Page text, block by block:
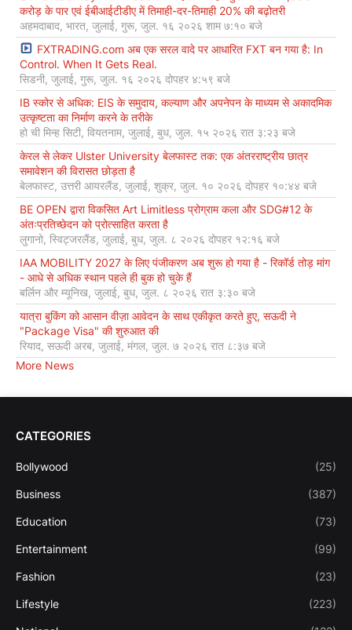
करोड़ के पार एवं ईबीआईटीडीए में तिमाही-दर-तिमाही 20% की बढ़ोतरी
अहमदाबाद, भारत, जुलाई, गुरू, जुल. १६ २०२६ शाम ७:१० बजे
FXTRADING.com अब एक सरल वादे पर आधारित FXT बन गया है: In
Control. When It Gets Real.
सिडनी, जुलाई, गुरू, जुल. १६ २०२६ दोपहर ४:५९ बजे
IB स्कोर से अधिक: EIS के समुदाय, कल्याण और अपनेपन के माध्यम से अकादमिक
उत्कृष्टता का निर्माण करने के तरीके
हो ची मिन्ह सिटी, वियतनाम, जुलाई, बुध, जुल. १५ २०२६ रात ३:२३ बजे
केरल से लेकर Ulster University बेलफास्ट तक: एक अंतरराष्ट्रीय छात्र
समावेशन की विरासत छोड़ता है
बेलफास्ट, उत्तरी आयरलैंड, जुलाई, शुक्र, जुल. १० २०२६ दोपहर १०:४४ बजे
BE OPEN द्वारा विकसित Art Limitless प्रोग्राम कला और SDG#12 के
अंतःप्रतिच्छेदन को प्रोत्साहित करता है
लुगानो, स्विट्जरलैंड, जुलाई, बुध, जुल. ८ २०२६ दोपहर १२:१६ बजे
IAA MOBILITY 2027 के लिए पंजीकरण अब शुरू हो गया है - रिकॉर्ड तोड़ मांग
- आधे से अधिक स्थान पहले ही बुक हो चुके हैं
बर्लिन और म्यूनिख, जुलाई, बुध, जुल. ८ २०२६ रात ३:३० बजे
यात्रा बुकिंग को आसान वीज़ा आवेदन के साथ एकीकृत करते हुए, सऊदी ने
"Package Visa" की शुरुआत की
रियाद, सऊदी अरब, जुलाई, मंगल, जुल. ७ २०२६ रात ८:३७ बजे
More News
CATEGORIES
Bollywood (25)
Business (387)
Education (73)
Entertainment (99)
Fashion (23)
Lifestyle (223)